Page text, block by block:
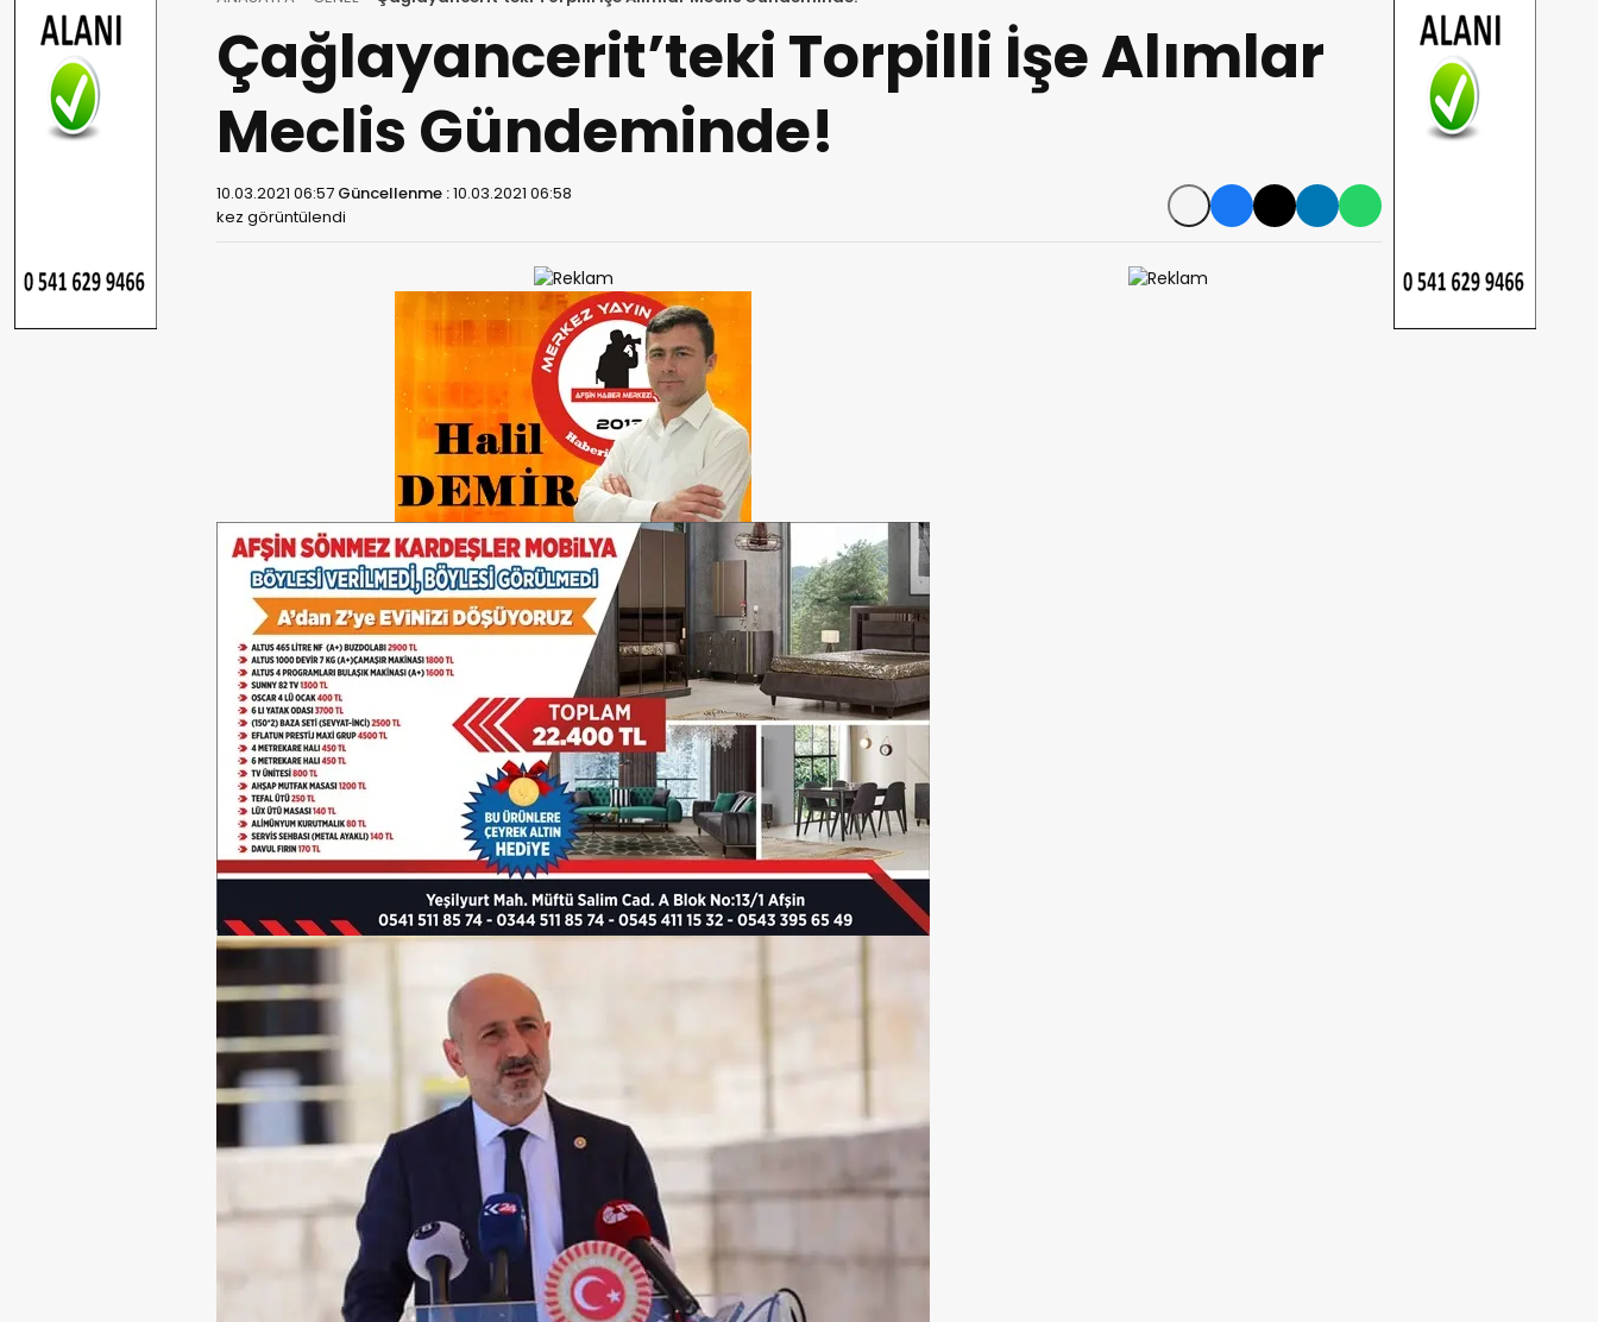
Çağlayancerit’teki Torpilli İşe Alımlar
Meclis Gündeminde!
10.03.2021 06:57 Güncellenme :10.03.2021 06:58
kez görüntülendi